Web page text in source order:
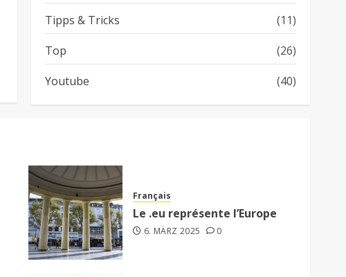
Tipps & Tricks
(11)
Top
(26)
Youtube
(40)
Français
Le .eu représente l’Europe
6. MÄRZ 2025 0